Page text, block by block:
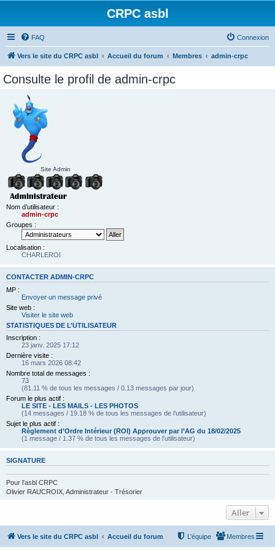
CRPC asbl
FAQ Connexion
Vers le site du CRPC asbl Accueil du forum Membres admin-crpc
Consulte le profil de admin-crpc
Site Admin
Nom d’utilisateur :
admin-crpc
Groupes :
Localisation :
CHARLEROI
CONTACTER ADMIN-CRPC
MP :
Envoyer un message privé
Site web :
Visiter le site web
STATISTIQUES DE L’UTILISATEUR
Inscription :
23 janv. 2025 17:12
Dernière visite :
16 mars 2026 08:42
Nombre total de messages :
73
(81.11 % de tous les messages / 0.13 messages par jour)
Forum le plus actif :
LE SITE - LES MAILS - LES PHOTOS
(14 messages / 19.18 % de tous les messages de l’utilisateur)
Sujet le plus actif :
Règlement d’Ordre Intérieur (ROI) Approuver par l’AG du 18/02/2025
(1 message / 1.37 % de tous les messages de l’utilisateur)
SIGNATURE
Pour l'asbl CRPC
Olivier RAUCROIX, Administrateur - Trésorier
Aller
Vers le site du CRPC asbl Accueil du forum Membres
L’équipe